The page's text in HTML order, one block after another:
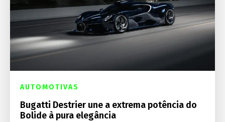
AUTOMOTIVAS
Bugatti Destrier une a extrema potência do
Bolide à pura elegância